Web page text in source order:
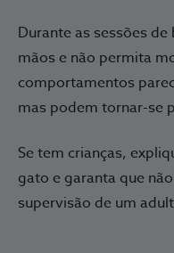
Durante as sessões
mãos e não permita
comportamentos
mas podem tornar-se
Se tem crianças,
gato e garanta que
supervisão de um